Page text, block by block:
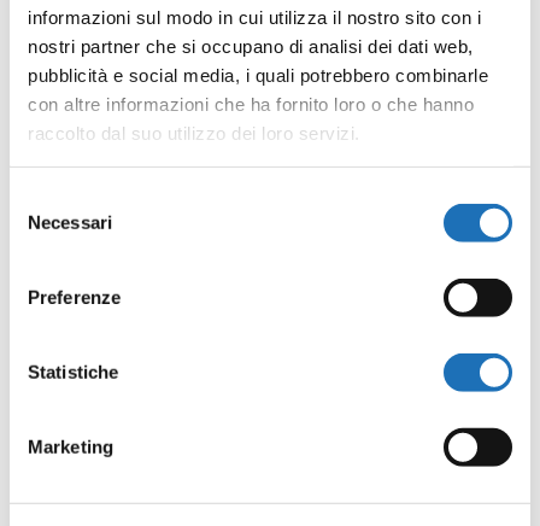
informazioni sul modo in cui utilizza il nostro sito con i
nostri partner che si occupano di analisi dei dati web,
pubblicità e social media, i quali potrebbero combinarle
con altre informazioni che ha fornito loro o che hanno
raccolto dal suo utilizzo dei loro servizi.
delNecessari
Preferenze
Statistiche
Marketing
L'ingresso alla Galleria è gratuito.